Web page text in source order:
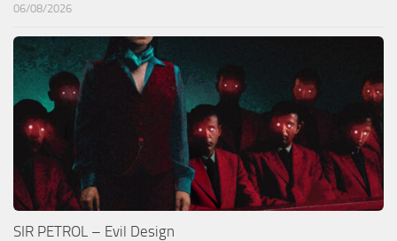
06/08/2026
SIR PETROL – Evil Design